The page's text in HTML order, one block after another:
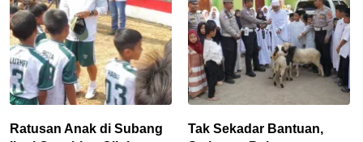
Ratusan Anak di Subang
Tak Sekadar Bantuan,